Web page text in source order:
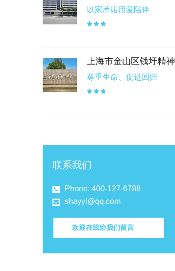
以家承诺用爱陪伴
上海市金山区钱圩精神
尊重生命、促进回归
联系我们
Phone: 400-127-6788
shayyl@qq.com
欢迎在线给我们留言